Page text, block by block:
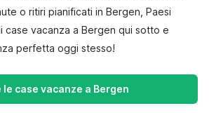
o ritiri pianificati in Bergen, Paesi
case vacanza a Bergen qui sotto e
perfetta oggi stesso!
le case vacanze a Bergen